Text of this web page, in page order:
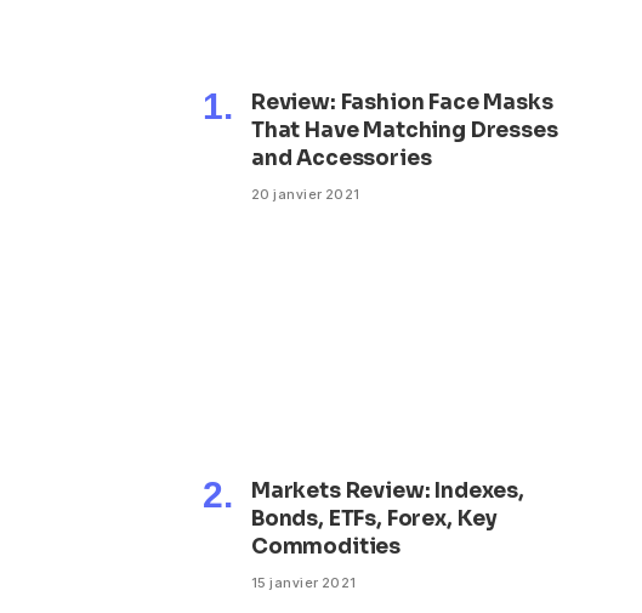
Review: Fashion Face Masks
That Have Matching Dresses
and Accessories
20 janvier 2021
Markets Review: Indexes,
Bonds, ETFs, Forex, Key
Commodities
15 janvier 2021